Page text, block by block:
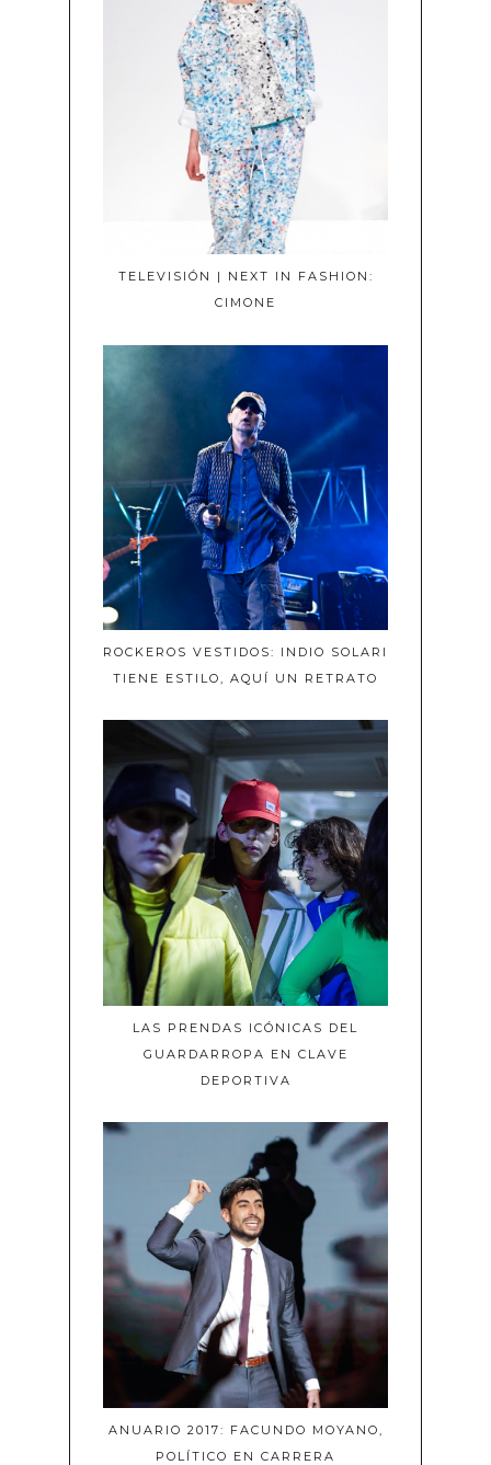
TELEVISIÓN | NEXT IN FASHION:
CIMONE
ROCKEROS VESTIDOS: INDIO SOLARI
TIENE ESTILO, AQUÍ UN RETRATO
LAS PRENDAS ICÓNICAS DEL
GUARDARROPA EN CLAVE
DEPORTIVA
ANUARIO 2017: FACUNDO MOYANO,
POLÍTICO EN CARRERA